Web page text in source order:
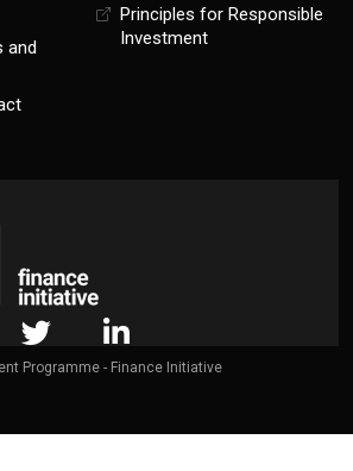
and
Principles for Responsible
Investment
Programme - Finance Initiative